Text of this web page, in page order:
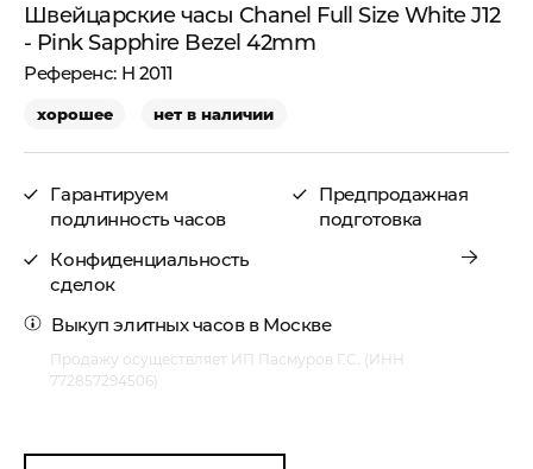
Швейцарские часы Chanel Full Size White J12
- Pink Sapphire Bezel 42mm
H 2011
хорошее нет в наличии
Гарантируем
подлинность часов
Конфиденциальность
сделок
Предпродажная
подготовка
Выкуп элитных часовв Москве
Продажу осуществляет ИП Пасмуров Г.С. (ИНН
772857294506)